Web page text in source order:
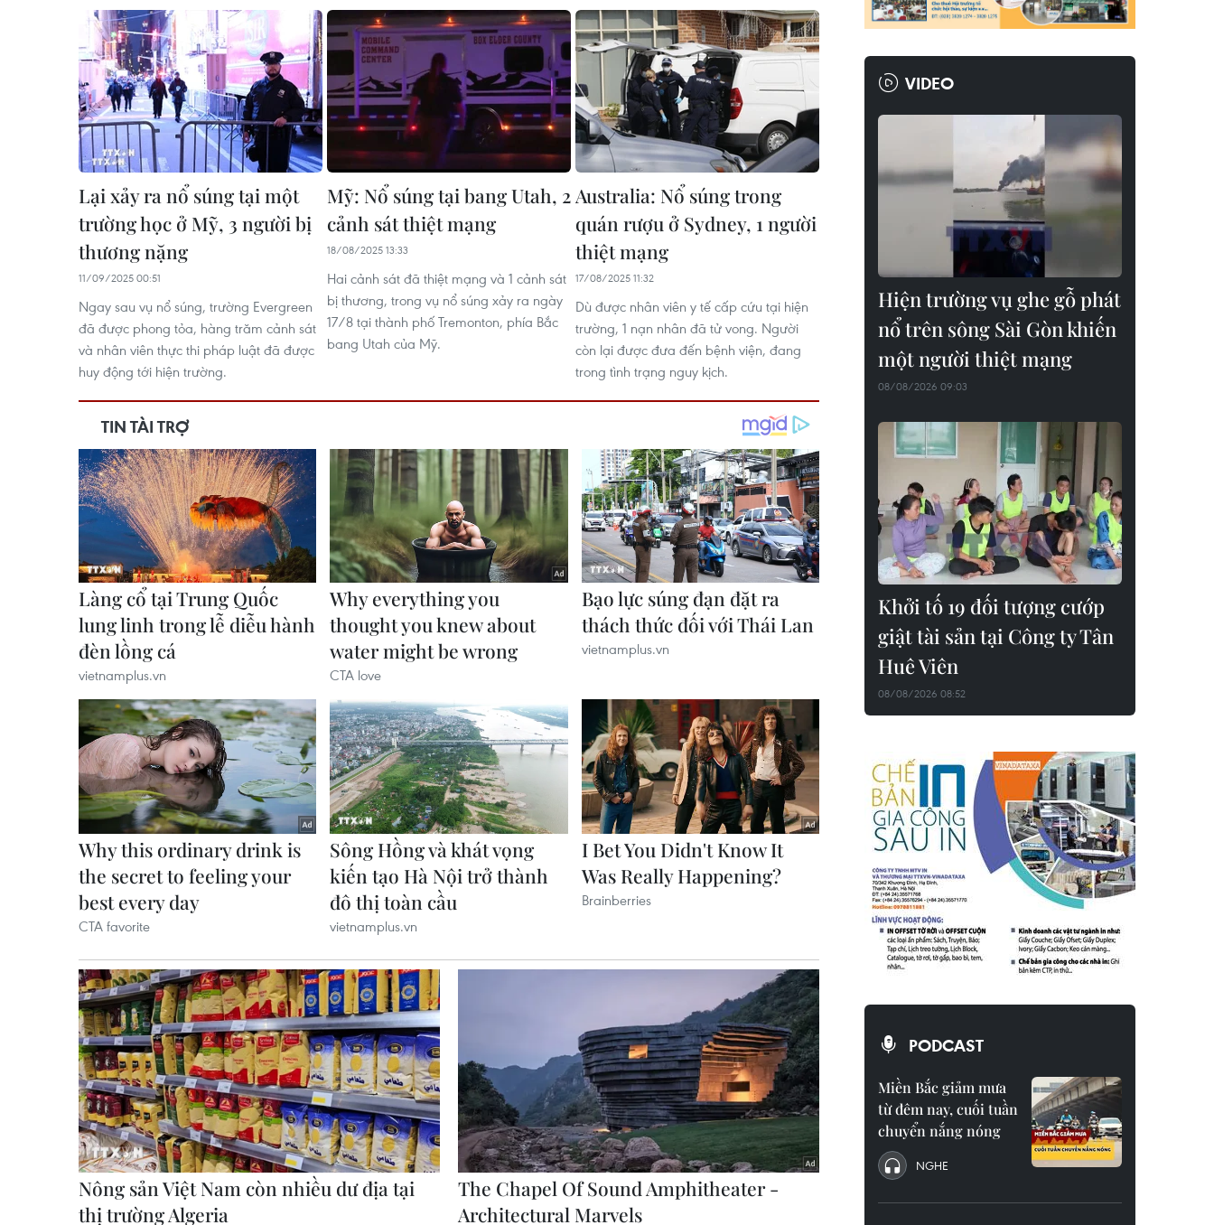
Lại xảy ra nổ súng tại một
trường học ở Mỹ, 3 người bị
thương nặng
11/09/2025 00:51
Ngay sau vụ nổ súng, trường Evergreen
đã được phong tỏa, hàng trăm cảnh sát
và nhân viên thực thi pháp luật đã được
huy động tới hiện trường.
Mỹ: Nổ súng tại bang Utah, 2
cảnh sát thiệt mạng
18/08/2025 13:33
Hai cảnh sát đã thiệt mạng và 1 cảnh sát
bị thương, trong vụ nổ súng xảy ra ngày
17/8 tại thành phố Tremonton, phía Bắc
bang Utah của Mỹ.
Australia: Nổ súng trong
quán rượu ở Sydney, 1 người
thiệt mạng
17/08/2025 11:32
Dù được nhân viên y tế cấp cứu tại hiện
trường, 1 nạn nhân đã tử vong. Người
còn lại được đưa đến bệnh viện, đang
trong tình trạng nguy kịch.
VIDEO
Hiện trường vụ ghe gỗ phát
nổ trên sông Sài Gòn khiến
một người thiệt mạng
08/08/2026 09:03
Khởi tố 19 đối tượng cướp
giật tài sản tại Công ty Tân
Huê Viên
08/08/2026 08:52
PODCAST
Miền Bắc giảm mưa
từ đêm nay, cuối tuần
chuyển nắng nóng
NGHE